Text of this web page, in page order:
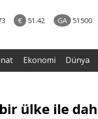
€ 51.42 GA 51500
•
Ekonomi Dünya
ülke ile